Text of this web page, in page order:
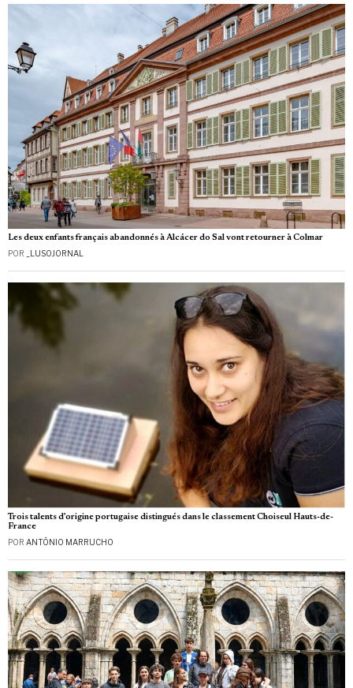
Les deux enfants français abandonnés à Alcácer do Sal vont retourner à Colmar
POR _LUSOJORNAL
Trois talents d’origine portugaise distingués dans le classement Choiseul Hauts-de-
France
POR ANTÓNIO MARRUCHO